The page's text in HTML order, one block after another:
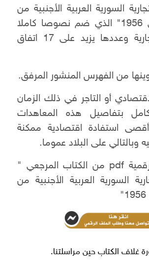
السورية العربية الأجنبية من
عام 1951حتى 1956" الذي ضم نصوصا كاملا
للاتفاقات التجارية وعددها يزيد على 17 اتفاق
من الفهرس المنشور المرفق.
أو التاجر في ذلك الزمان
بتفاصيل هذه المعاهدات
استفادة اقتصادية ممكنة
وبالتالي على البلاد عموما.
لطلب نسخة رقمية pdf من الكتاب المرجعي "
السورية العربية الأجنبية من
غلاف الكتاب حين مراسلتنا.